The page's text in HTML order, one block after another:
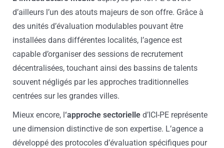
d’ailleurs l’un des atouts majeurs de son offre. Grâce à
des unités d’évaluation modulables pouvant être
installées dans différentes localités, l’agence est
capable d’organiser des sessions de recrutement
décentralisées, touchant ainsi des bassins de talents
souvent négligés par les approches traditionnelles
centrées sur les grandes villes.
Mieux encore, l‘approche sectorielle d’ICI-PE représente
une dimension distinctive de son expertise. L’agence a
développé des protocoles d’évaluation spécifiques pour